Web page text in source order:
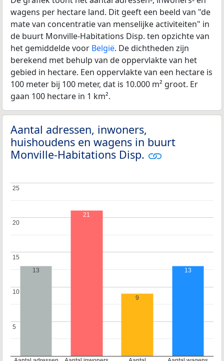
wagens per hectare land. Dit geeft een beeld van "de
mate van concentratie van menselijke activiteiten" in
de buurt Monville-Habitations Disp. ten opzichte van
het gemiddelde voor België. De dichtheden zijn
berekend met behulp van de oppervlakte van het
gebied in hectare. Een oppervlakte van een hectare is
100 meter bij 100 meter, dat is 10.000 m² groot. Er
gaan 100 hectare in 1 km².
Aantal adressen, inwoners,
huishoudens en wagens in buurt
Monville-Habitations Disp.
5
5
10
10
15
15
20
20
25
25
13
21
9
13